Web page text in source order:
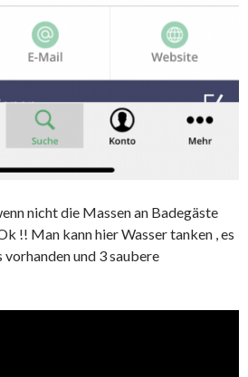
nicht die Massen an Badegäste
!! Man kann hier Wasser tanken , es
vorhanden und 3 saubere